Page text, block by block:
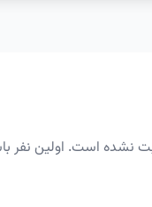
نشده است. اولین نفر